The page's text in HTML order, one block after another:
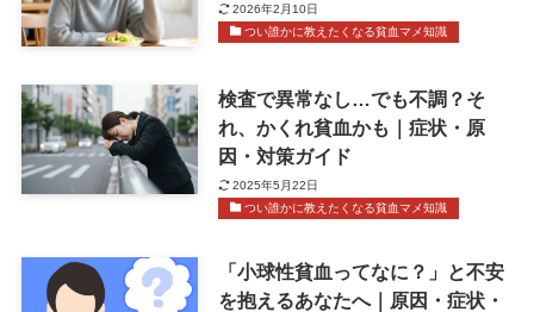
2026年2月10日
つい誰かに教えたくなる貧血マメ知識
検査で異常なし…でも不調？そ
れ、かくれ貧血かも｜症状・原
因・対策ガイド
2025年5月22日
つい誰かに教えたくなる貧血マメ知識
「小球性貧血ってなに？」と不安
を抱えるあなたへ｜原因・症状・